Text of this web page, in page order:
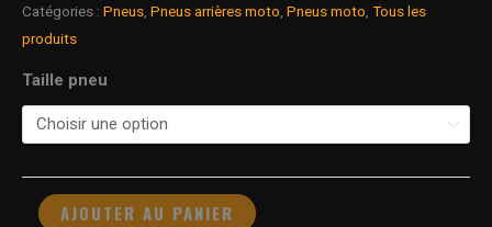
Catégories : Pneus Pneus arrières moto Pneus moto Tous les
produits
Taille pneu
AJOUTER AU PANIER